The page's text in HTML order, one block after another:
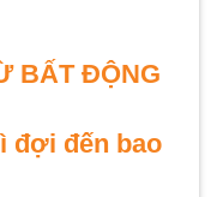
BẤT ĐỘNG
đợi đến bao